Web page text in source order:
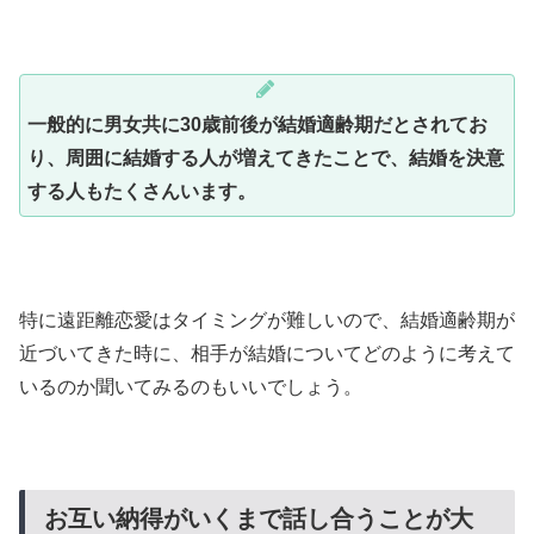
一般的に男女共に30歳前後が結婚適齢期だとされてお
り、周囲に結婚する人が増えてきたことで、結婚を決意
する人もたくさんいます。
特に遠距離恋愛はタイミングが難しいので、結婚適齢期が
近づいてきた時に、相手が結婚についてどのように考えて
いるのか聞いてみるのもいいでしょう。
お互い納得がいくまで話し合うことが大